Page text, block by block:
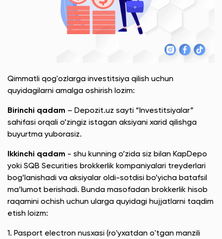
Qimmatli qog'ozlarga investitsiya qilish uchun
quyidagilarni amalga oshirish lozim:
Birinchi qadam – Depozit.uz sayti “Investitsiyalar”
sahifasi orqali o’zingiz istagan aksiyani xarid qilishga
buyurtma yuborasiz.
Ikkinchi qadam - shu kunning o’zida siz bilan KapDepo
yoki SQB Securities brokkerlik kompaniyalari treyderlari
bog’lanishadi va aksiyalar oldi-sotdisi bo’yicha batafsil
ma’lumot berishadi. Bunda masofadan brokkerlik hisob
raqamini ochish uchun ularga quyidagi hujjatlarni taqdim
etish loizm:
1. Pasport electron nusxasi (ro'yxatdan o'tgan manzili